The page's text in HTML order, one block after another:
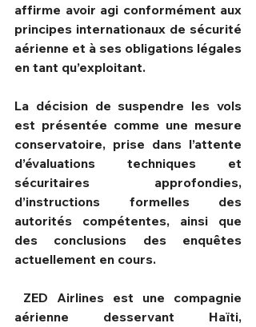
affirme avoir agi conformément aux
principes internationaux de sécurité
aérienne et à ses obligations légales
en tant qu’exploitant.
La décision de suspendre les vols
est présentée comme une mesure
conservatoire, prise dans l’attente
d’évaluations techniques et
sécuritaires approfondies,
d’instructions formelles des
autorités compétentes, ainsi que
des conclusions des enquêtes
actuellement en cours.
aérienne desservant Haïti,